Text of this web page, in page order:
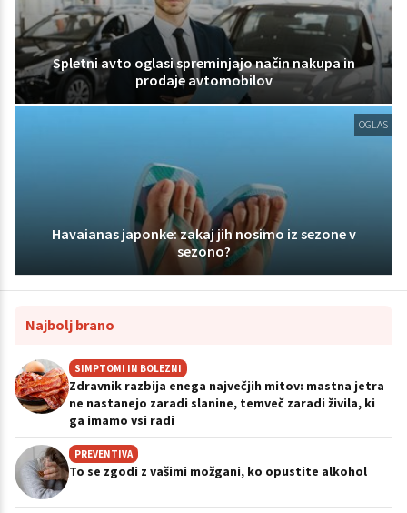
Spletni avto oglasi spreminjajo način nakupa in
prodaje avtomobilov
OGLAS
Havaianas japonke: zakaj jih nosimo iz sezone v
sezono?
Najbolj brano
SIMPTOMI IN BOLEZNI
Zdravnik razbija enega največjih mitov: mastna jetra
ne nastanejo zaradi slanine, temveč zaradi živila, ki
ga imamo vsi radi
PREVENTIVA
To se zgodi z vašimi možgani, ko opustite alkohol